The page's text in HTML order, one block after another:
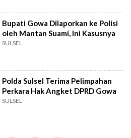
Bupati Gowa Dilaporkan ke Polisi
oleh Mantan Suami, Ini Kasusnya
SULSEL
Polda Sulsel Terima Pelimpahan
Perkara Hak Angket DPRD Gowa
SULSEL